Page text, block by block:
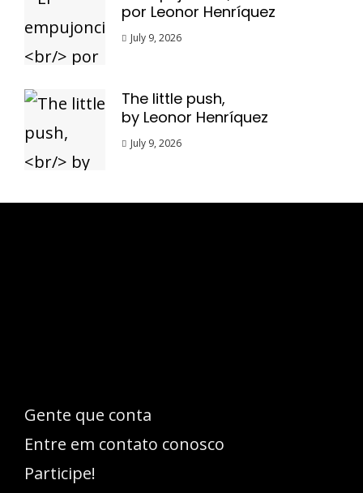
por Leonor Henríquez
July 9, 2026
The little push,
by Leonor Henríquez
July 9, 2026
Gente que conta
Entre em contato conosco
Participe!